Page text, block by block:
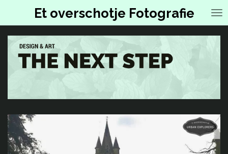
hoofdinhoud
Et overschotje Fotografie